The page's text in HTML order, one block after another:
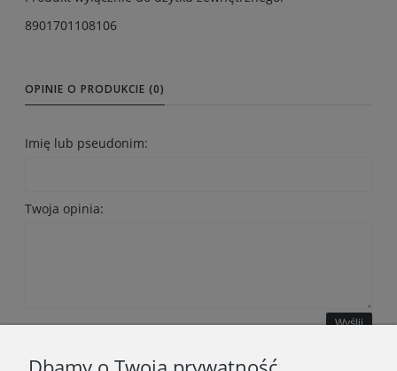
8901701108106
OPINIE O PRODUKCIE (0)
Imię lub pseudonim:
Twoja opinia:
Wyślij